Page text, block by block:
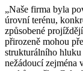
„Naše firma byla
úrovní terénu,
způsobené
přirozeně mohou
strukturálního hluku
nežádoucí zejména